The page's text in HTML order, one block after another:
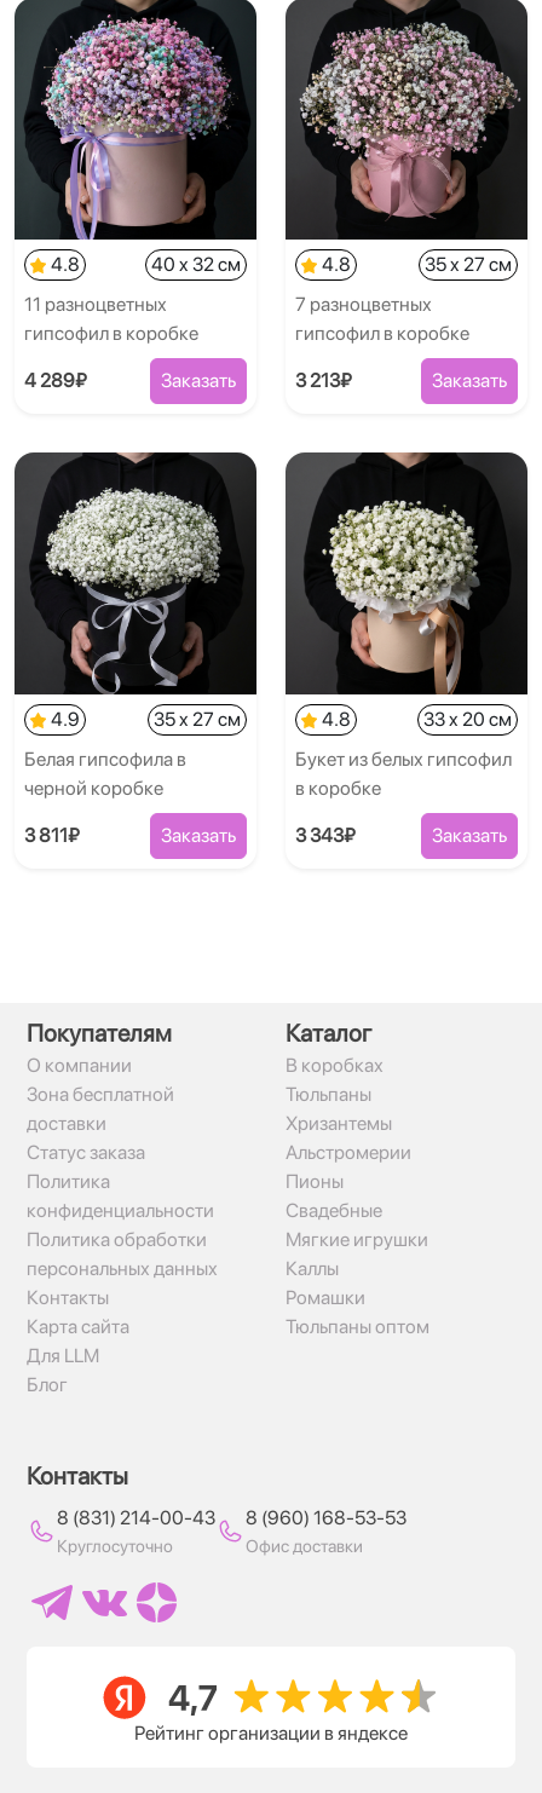
4.8
40 x 32 см
11 разноцветных
гипсофил в коробке
4 289₽ Заказать
4.8
35 x 27 см
7 разноцветных
гипсофил в коробке
3 213₽ Заказать
4.9
35 x 27 см
Белая гипсофила в
черной коробке
3 811₽ Заказать
4.8
33 x 20 см
Букет из белых гипсофил
в коробке
3 343₽ Заказать
Покупателям
О компании
Зона бесплатной
доставки
Статус заказа
Политика
конфиденциальности
Политика обработки
персональных данных
Контакты
Карта сайта
Для LLM
Блог
Каталог
В коробках
Тюльпаны
Хризантемы
Альстромерии
Пионы
Свадебные
Мягкие игрушки
Каллы
Ромашки
Тюльпаны оптом
Контакты
8 (831) 214-00-43
Круглосуточно
8 (960) 168-53-53
Офис доставки
Рейтинг организации в яндексе